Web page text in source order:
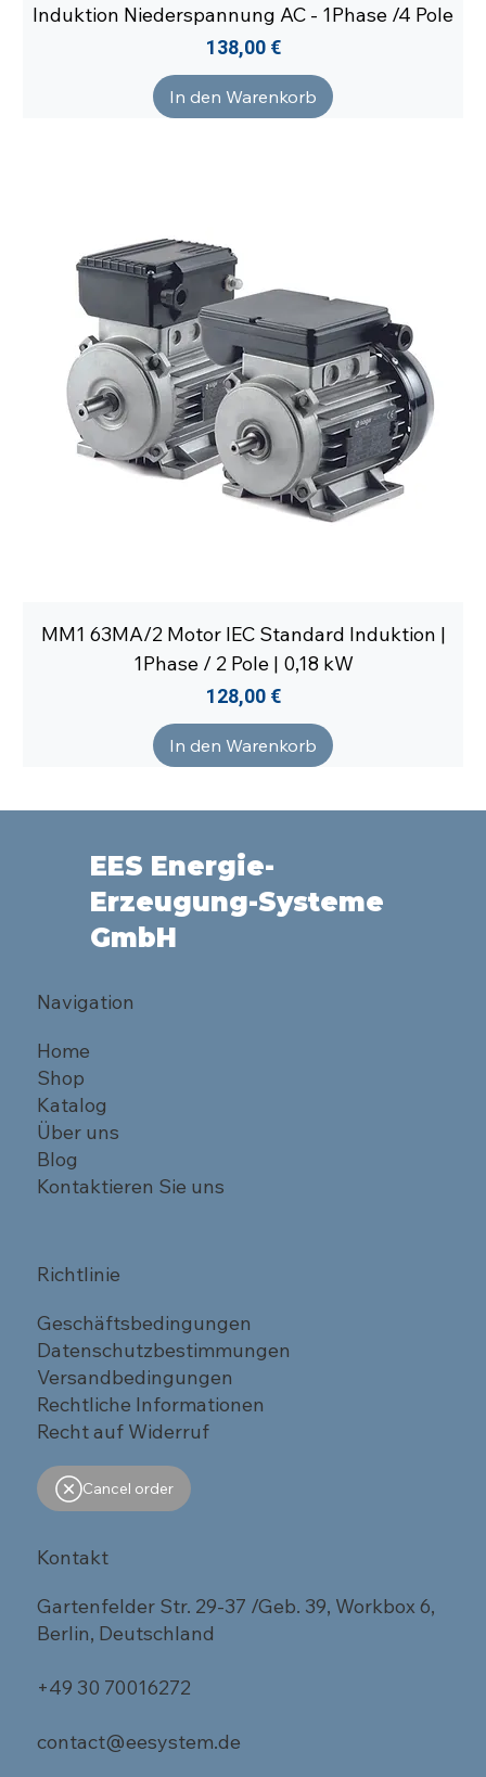
Induktion Niederspannung AC - 1Phase /4 Pole
Preis
138,00 €
In den Warenkorb
MM1 63MA/2 Motor IEC Standard Induktion |
1Phase / 2 Pole | 0,18 kW
Preis
128,00 €
In den Warenkorb
EES Energie-
Erzeugung-Systeme
GmbH
Navigation
Home
Shop
Katalog
Über uns
Blog
Kontaktieren Sie uns
Richtlinie
Geschäftsbedingungen
Datenschutzbestimmungen
Versandbedingungen
Rechtliche Informationen
Recht auf Widerruf
Cancel order
Kontakt
Gartenfelder Str. 29-37 /Geb. 39, Workbox 6,
Berlin, Deutschland
+49 30 70016272
contact@eesystem.de